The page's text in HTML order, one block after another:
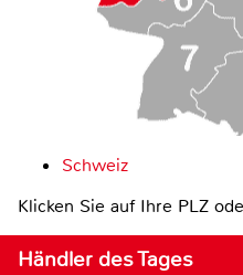
Schweiz
Klicken Sie auf Ihre PLZ
Händler des Tages